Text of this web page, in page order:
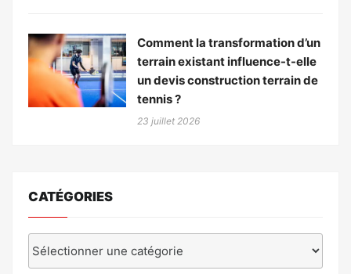
Comment la transformation d’un
terrain existant influence-t-elle
un devis construction terrain de
tennis ?
23 juillet 2026
CATÉGORIES